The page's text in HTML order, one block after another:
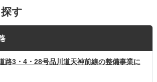
す
路3・4・28号品川道天神前線の整備事業に